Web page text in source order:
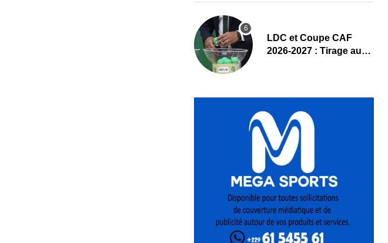
LDC et Coupe CAF
2026-2027 : Tirage au